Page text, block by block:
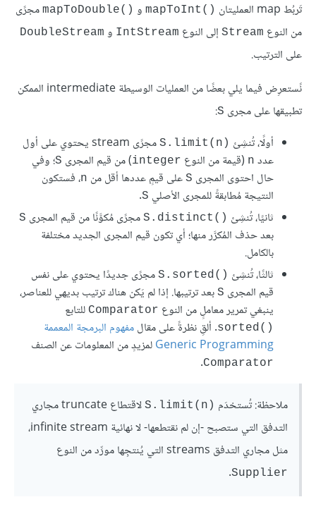
تَربُط map العمليتان mapToInt()‎ و mapToDouble()‎ مجرًى
من النوع Stream إلى النوع IntStream و DoubleStream
على الترتيب.
نََستعرِض فيما يلي بعضًا من العمليات الوسيطة intermediate الممكن
تطبيقها على مجرى S
:
أولًا، تُنشِئ S.limit(n)‎
مجرًى stream يحتوي على أول
عدد n (قيمة من النوع integer) من قيم المجرى S؛ وفي
حال احتوى المجرى S على قيمٍ عددها أقل من n، فستكون
النتيجة مُطابقةً للمجرى الأصلي S
.
ثانيًا، تُنشِئ S.distinct()‎ مجرًى مُكوَّنًا من قيم المجرى S
بعد حذف المُكرَّر منها؛ أي تكون قيم المجرى الجديد مختلفة
بالكامل.
ثالثًا، تُنشِئ S.sorted()‎ مجرًى جديدًا يحتوي على نفس
قيم المجرى S بعد ترتيبها. إذا لم يَكن هناك ترتيب بديهي للعناصر،
ينبغي تمرير معاملٍ من النوع Comparator للتابع
sorted()‎. ألقِ نظرةً على مقالمفهوم البرمجة المعممة
Generic Programmingلمزيدٍ من المعلومات عن الصنف
Comparator
.
ملاحظة: تُستخدَم S.limit(n)‎
لاقتطاع truncate مجاري
التدفق التي ستصبح -إن لم نقتطعها- لا نهائية infinite stream،
مثل مجاري التدفق streams التي يُنتجِها مورِّد من النوع
Supplier
.